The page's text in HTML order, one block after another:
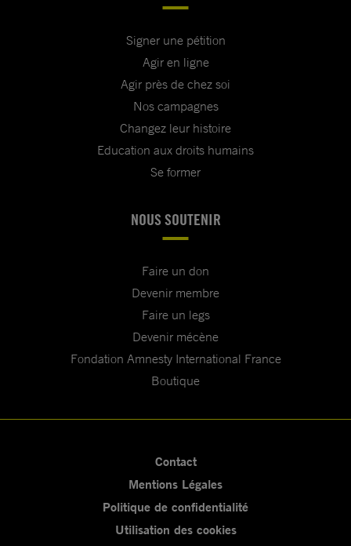
Signer une pétition
Agir en ligne
Agir près de chez soi
Nos campagnes
Changez leur histoire
Education aux droits humains
Se former
NOUS SOUTENIR
Faire un don
Devenir membre
Faire un legs
Devenir mécène
Fondation Amnesty International France
Boutique
Contact
Mentions Légales
Politique de confidentialité
Utilisation des cookies